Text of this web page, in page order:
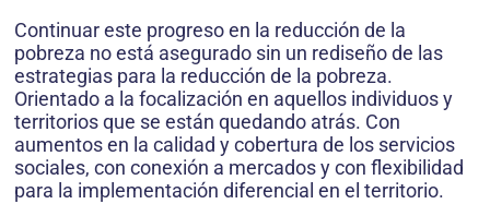
Continuar este progreso en la reducción de la
pobreza no está asegurado sin un rediseño de las
estrategias para la reducción de la pobreza.
Orientado a la focalización en aquellos individuos y
territorios que se están quedando atrás. Con
aumentos en la calidad y cobertura de los servicios
sociales, con conexión a mercados y con flexibilidad
para la implementación diferencial en el territorio.